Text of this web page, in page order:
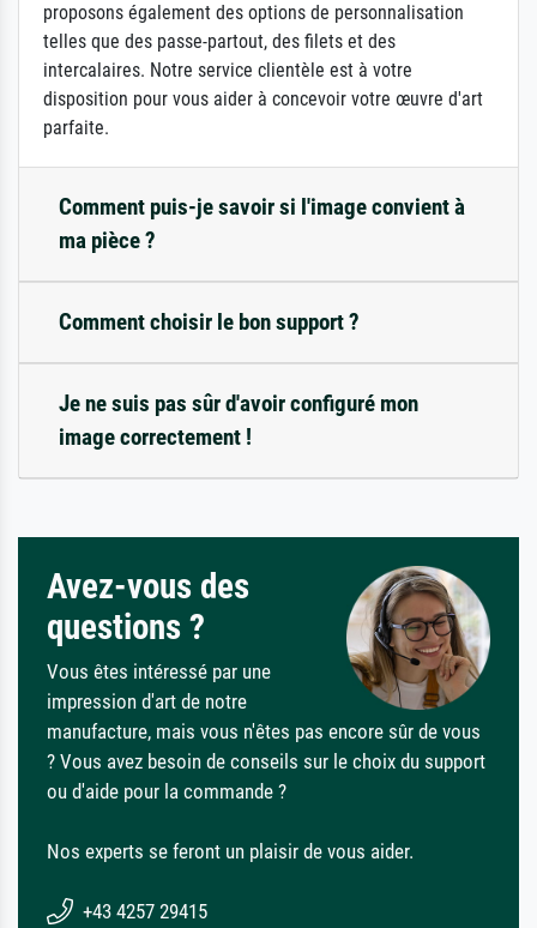
proposons également des options de personnalisation
telles que des passe-partout, des filets et des
intercalaires. Notre service clientèle est à votre
disposition pour vous aider à concevoir votre œuvre d'art
parfaite.
Comment puis-je savoir si l'image convient à
ma pièce ?
Comment choisir le bon support ?
Je ne suis pas sûr d'avoir configuré mon
image correctement !
Avez-vous des
questions ?
Vous êtes intéressé par une
impression d'art de notre
manufacture, mais vous n'êtes pas encore sûr de vous
? Vous avez besoin de conseils sur le choix du support
ou d'aide pour la commande ?
Nos experts se feront un plaisir de vous aider.
+43 4257 29415